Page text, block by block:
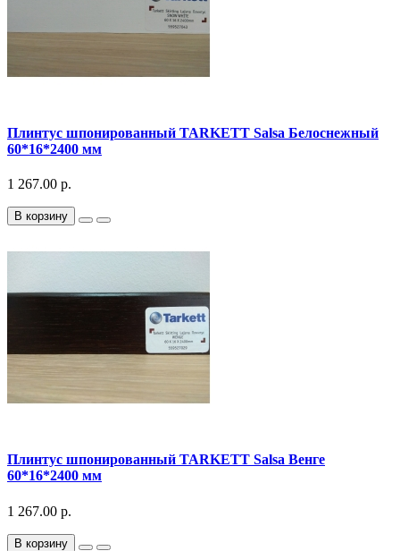
Плинтус шпонированный TARKETT Salsa Белоснежный
60*16*2400 мм
1 267.00 р.
В корзину
Плинтус шпонированный TARKETT Salsa Венге
60*16*2400 мм
1 267.00 р.
В корзину